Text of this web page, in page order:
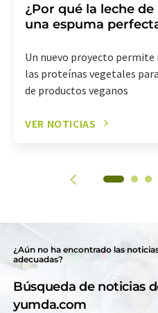
¿Por qué la leche de
una espuma
Un nuevo proyecto
las proteínas vegetales
de productos veganos
VER NOTICIAS
¿Aún no ha encontrado las
adecuadas?
Búsqueda de noticias
yumda.com